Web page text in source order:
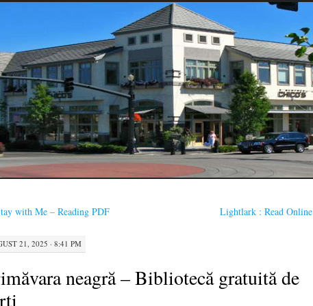
with Me – Reading PDF Lightlark : Read Online
21, 2025 · 8:41 PM
neagră – Bibliotecă gratuită de